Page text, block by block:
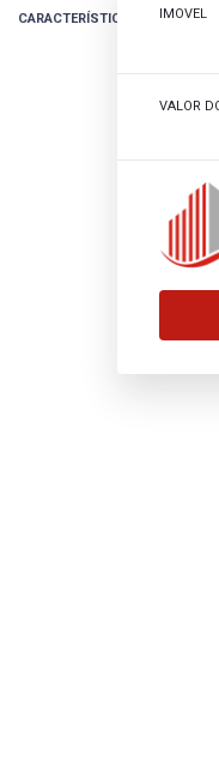
CARACTERÍSTICAS EXTRAS
IMOVEL
VALOR